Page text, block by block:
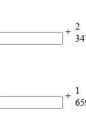
+ 2
+ 1